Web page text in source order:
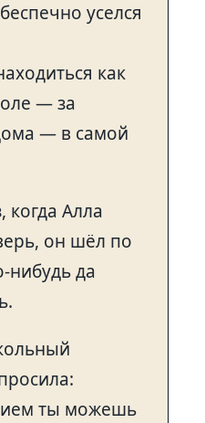
уселся
как
— за
— в самой
Алла
он шёл по
нибудь да
ты можешь